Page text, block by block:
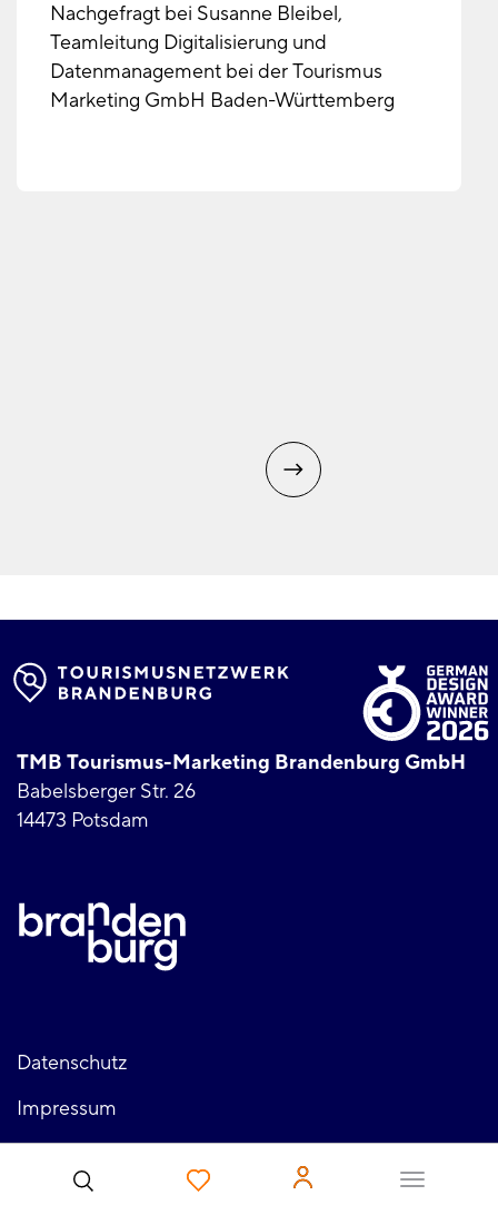
Nachgefragt bei Susanne Bleibel,
Teamleitung Digitalisierung und
Datenmanagement bei der Tourismus
Marketing GmbH Baden-Württemberg
TMB Tourismus-Marketing Brandenburg GmbH
Babelsberger Str. 26
14473 Potsdam
Fußzeile
links
Datenschutz
Impressum